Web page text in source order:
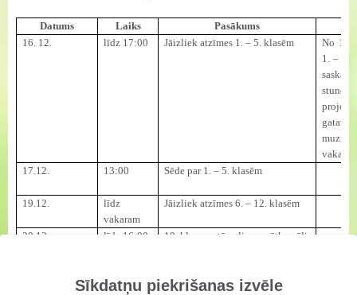
Sīkdatņu piekrišanas izvēle
Datums Laiks Pasākums
16. 12.
līdz 17:00 Jāizliek atzīmes 1. – 5. klasēm
No 16.
1. – 5.
17.12.
13:00 Sēde par 1. – 5. klasēm
19.12.
līdz
vakaram
Jāizliek atzīmes 6. – 12. klasēm
20.12. līdz 16:00
10. klases rotā egli un svētku zāli
1.do, 1.re un 2. klasēm